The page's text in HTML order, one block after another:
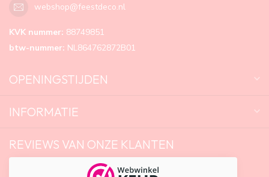
webshop@feestdeco.nl
KVK nummer: 88749851
btw-nummer: NL864762872B01
OPENINGSTIJDEN
INFORMATIE
REVIEWS VAN ONZE KLANTEN